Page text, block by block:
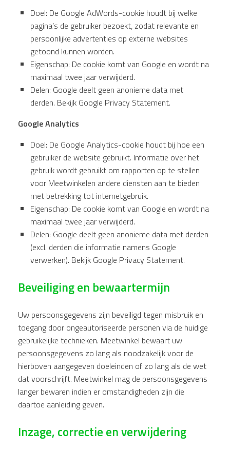
Doel: De Google AdWords-cookie houdt bij welke
pagina’s de gebruiker bezoekt, zodat relevante en
persoonlijke advertenties op externe websites
getoond kunnen worden.
Eigenschap: De cookie komt van Google en wordt na
maximaal twee jaar verwijderd.
Delen: Google deelt geen anonieme data met
derden. Bekijk Google Privacy Statement.
Google Analytics
Doel: De Google Analytics-cookie houdt bij hoe een
gebruiker de website gebruikt. Informatie over het
gebruik wordt gebruikt om rapporten op te stellen
voor Meetwinkelen andere diensten aan te bieden
met betrekking tot internetgebruik.
Eigenschap: De cookie komt van Google en wordt na
maximaal twee jaar verwijderd.
Delen: Google deelt geen anonieme data met derden
(excl. derden die informatie namens Google
verwerken). Bekijk Google Privacy Statement.
Beveiliging en bewaartermijn
Uw persoonsgegevens zijn beveiligd tegen misbruik en
toegang door ongeautoriseerde personen via de huidige
gebruikelijke technieken. Meetwinkel bewaart uw
persoonsgegevens zo lang als noodzakelijk voor de
hierboven aangegeven doeleinden of zo lang als de wet
dat voorschrijft. Meetwinkel mag de persoonsgegevens
langer bewaren indien er omstandigheden zijn die
daartoe aanleiding geven.
Inzage, correctie en verwijdering